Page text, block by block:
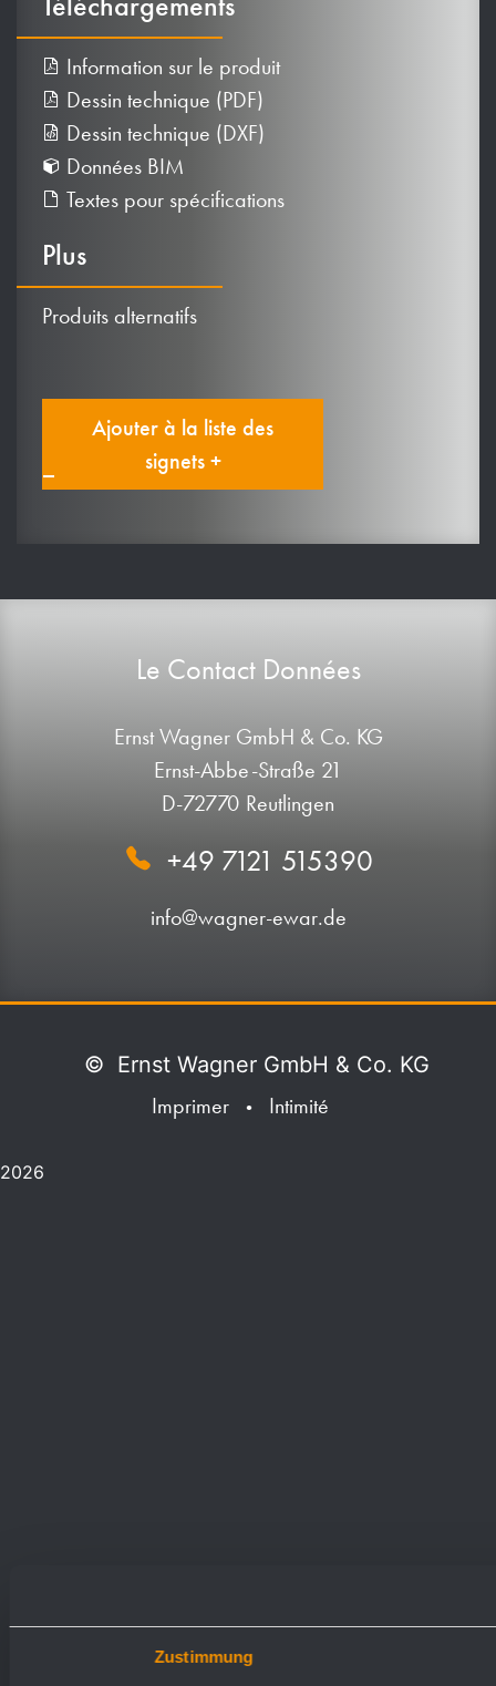
Zustimmung
Information sur le produit
Dessin technique (PDF)
Dessin technique (DXF)
Données BIM
Textes pour spécifications
Plus
Produits alternatifs
Ajouter à la liste des
signets +
Le Contact Données
Ernst Wagner GmbH & Co. KG
Ernst-Abbe-Straße 21
D-72770 Reutlingen
+49 7121 515390
info@wagner-ewar.de
© Ernst Wagner GmbH & Co. KG
Imprimer
• Intimité
2026